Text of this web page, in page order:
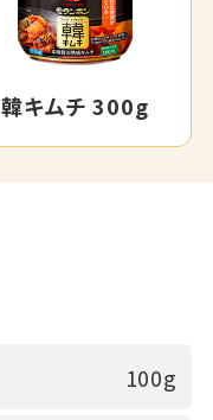
韓キムチ 300g
100g